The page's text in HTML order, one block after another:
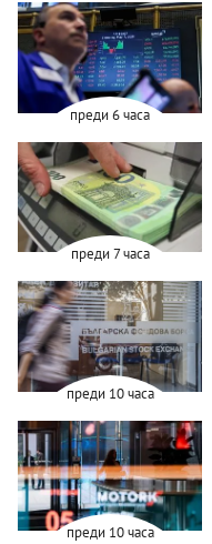
преди 6 часа
преди 7 часа
преди 10 часа
преди 10 часа